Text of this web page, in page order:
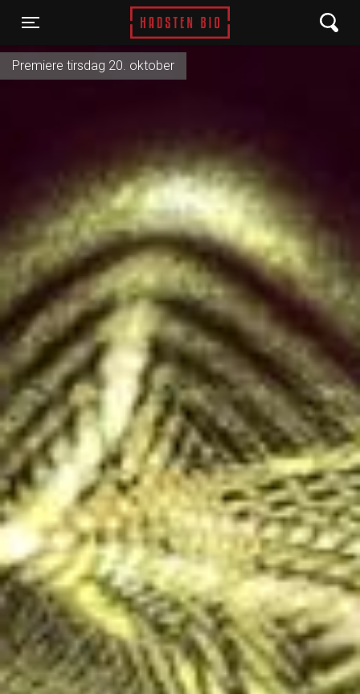
Toggle navigation
Hadsten Bio
Premiere tirsdag 20. oktober